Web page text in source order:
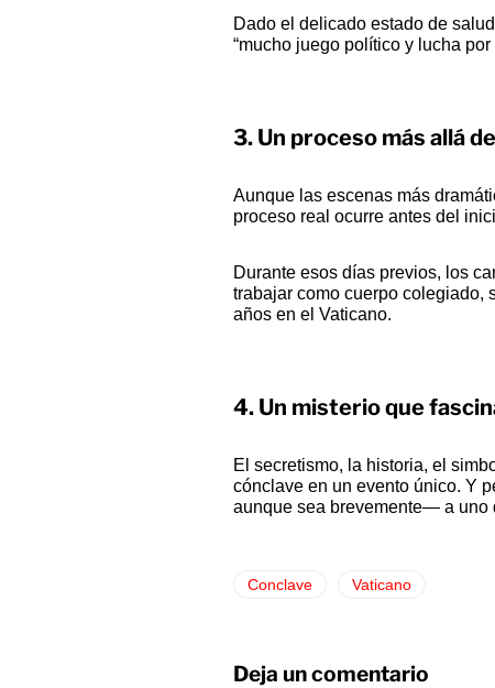
Dado el delicado estado de
“mucho juego político y lucha
3. Un proceso más allá
Aunque las escenas más
proceso real ocurre antes del
Durante esos días previos, los
trabajar como cuerpo colegiado,
años en el Vaticano.
4. Un misterio que
El secretismo, la historia, el
cónclave en un evento único. Y
aunque sea brevemente— a uno
Conclave Vaticano
Deja un comentario